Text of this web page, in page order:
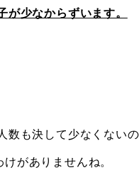
少なからずいます。
も決して少なくない
がありませんね。